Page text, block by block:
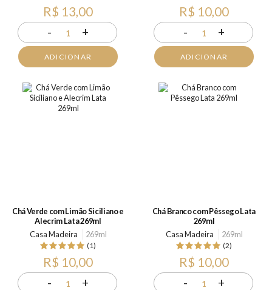
R$ 13,00
- 1 +
ADICIONAR
R$ 10,00
- 1 +
ADICIONAR
Chá Verde com Limão Siciliano e
Alecrim Lata 269ml
Casa Madeira
269ml
(1)
R$ 10,00
- 1 +
Chá Branco com Pêssego Lata
269ml
Casa Madeira
269ml
(2)
R$ 10,00
- 1 +